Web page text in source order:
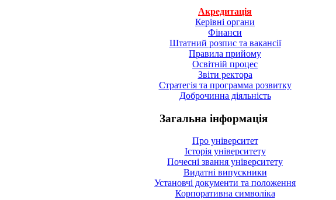
Акредитація
Керівні органи
Фінанси
Штатний розпис та вакансії
Правила прийому
Освітній процес
Звіти ректора
Стратегія та программа розвитку
Доброчинна діяльність
Загальна інформація
Про університет
Історія університету
Почесні звання університету
Видатні випускники
Установчі документи та положення
Корпоративна символiка